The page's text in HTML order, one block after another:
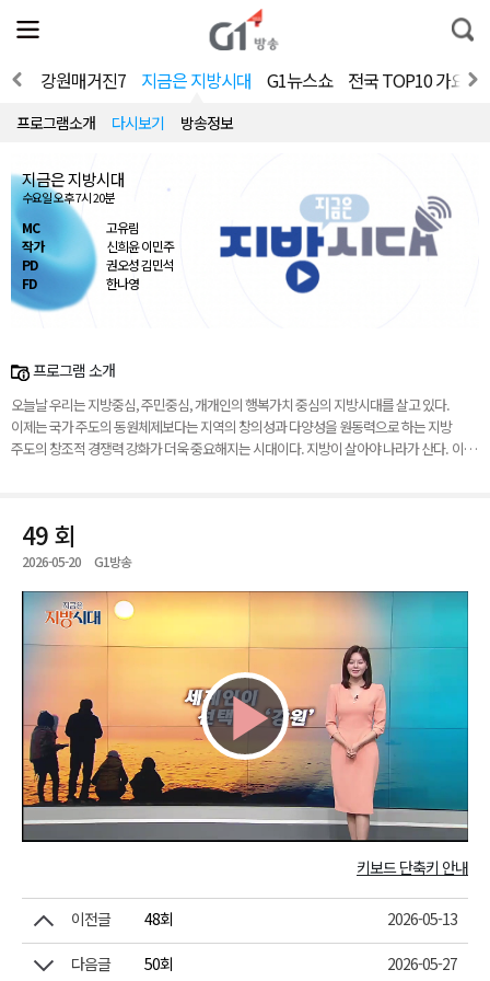
전
체
뉴
열
통
합
색
홈 강원매거진7 지금은 지방시대 G1뉴스쇼 전국 TOP10 가요쇼
프로그램소개 다시보기 방송정보
지금은 지방시대
수요일 오후 7시 20분
MC
고유림
작가
신희윤 이민주
PD
권오성 김민석
FD
한나영
프로그램 소개
오늘날 우리는 지방중심, 주민중심, 개개인의 행복가치 중심의 지방시대를 살고 있다.
이제는 국가 주도의 동원체제보다는 지역의 창의성과 다양성을 원동력으로 하는 지방
주도의 창조적 경쟁력 강화가 더욱 중요해지는 시대이다. 지방이 살아야 나라가 산다. 이
49 회
2026-05-20 G1방송
Play
Video키보드 단축키 안내
이전글 48회 2026-05-13
다음글 50회 2026-05-27